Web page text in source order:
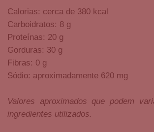
Calorias: cerca de 380 kcal
Carboidratos: 8 g
Proteínas: 20 g
Gorduras: 30 g
Fibras: 0 g
Sódio: aproximadamente 620 mg
Valores aproximados que podem
ingredientes utilizados.